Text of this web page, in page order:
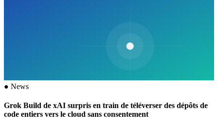
● News
Grok Build de xAI surpris en train de téléverser des dépôts de
code entiers vers le cloud sans consentement